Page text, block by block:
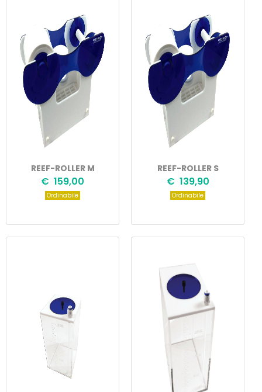
REEF-ROLLER M
€ 159,00
Ordinabile
REEF-ROLLER S
€ 139,90
Ordinabile